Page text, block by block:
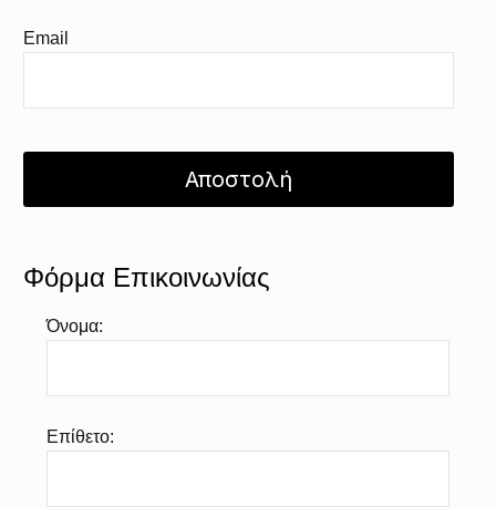
Email
Φόρμα Επικοινωνίας
Όνομα:
Επίθετο: